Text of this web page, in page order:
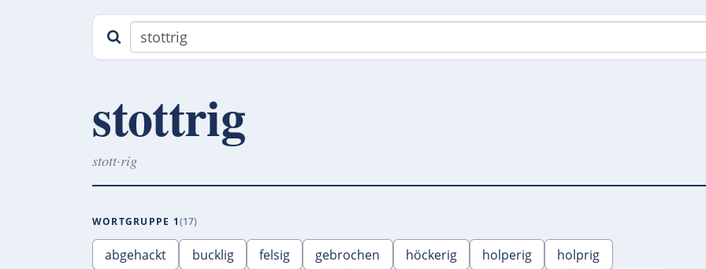
stottrig
stott·rig
WORTGRUPPE 1 17
abgehackt bucklig felsig gebrochen höckerig holperig
holprig